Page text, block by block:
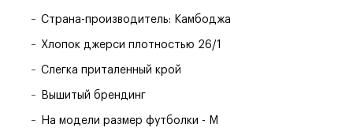
Страна-производитель: Камбоджа
Хлопок джерси плотностью 26/1
Слегка приталенный крой
Вышитый брендинг
На модели размер футболки - M